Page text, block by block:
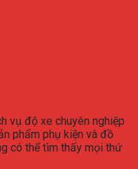
vụ độ xe chuyên nghiệp
phẩm phụ kiện và đồ
có thể tìm thấy mọi thứ